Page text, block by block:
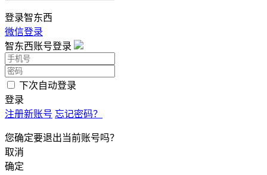
登录智东西
微信登录
智东西账号登录
下次自动登录
登录
注册新账号 忘记密码？
您确定要退出当前账号吗？
取消
确定